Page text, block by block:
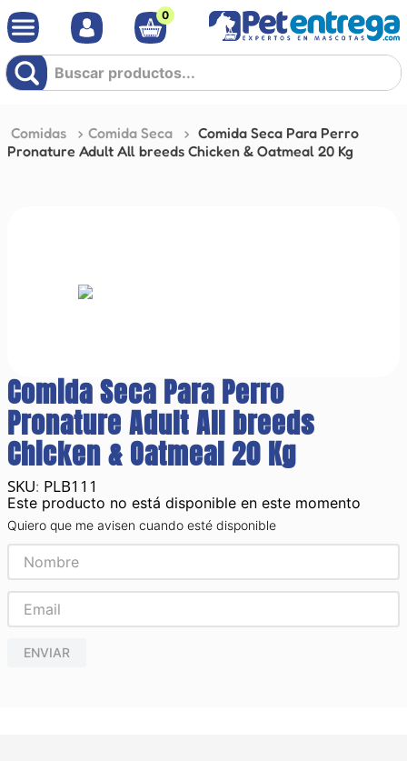
0
Buscar productos...
Comidas Comida Seca
Comida Seca Para Perro
Pronature Adult All breeds Chicken & Oatmeal 20 Kg
Comida Seca Para Perro
Pronature Adult All breeds
Chicken & Oatmeal 20 Kg
: PLB111
Este producto no está disponible en este momento
Quiero que me avisen cuando esté disponible
ENVIAR